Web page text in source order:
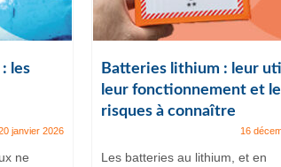
les
janvier 2026
ne
Batteries lithium : leur
leur fonctionnement et
risques à connaître
16
Les batteries au lithium, et en